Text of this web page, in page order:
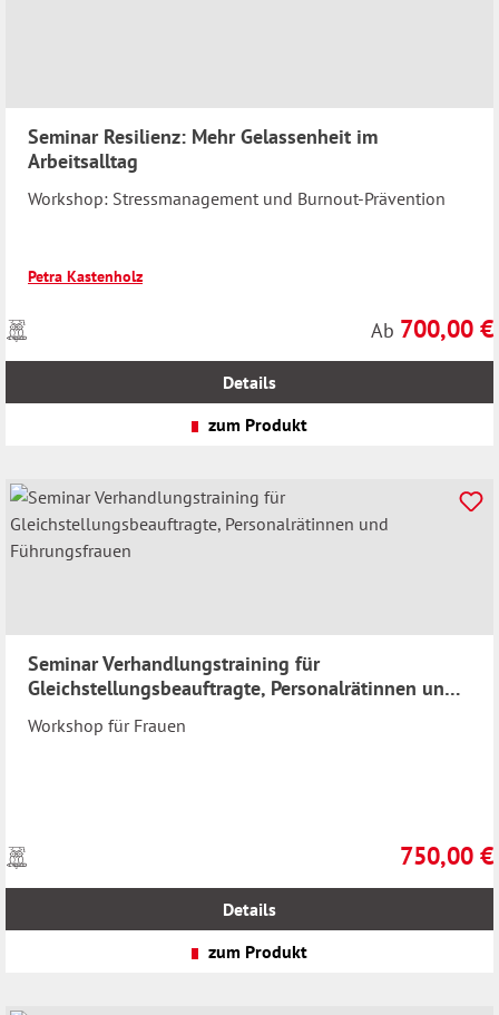
Seminar Resilienz: Mehr Gelassenheit im
Arbeitsalltag
Workshop: Stressmanagement und Burnout-Prävention
Petra Kastenholz
Regulärer
Ab 700,00 €
Preise
inkl.
Details
zum Produkt
Seminar Verhandlungstraining für
Gleichstellungsbeauftragte, Personalrätinnen und
Workshop für Frauen
Regulärer
750,00 €
Preise
inkl.
Details
zum Produkt